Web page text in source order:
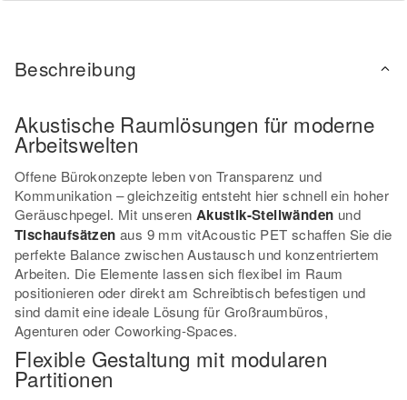
Beschreibung
Akustische Raumlösungen für moderne
Arbeitswelten
Offene Bürokonzepte leben von Transparenz und
Kommunikation – gleichzeitig entsteht hier schnell ein hoher
Geräuschpegel. Mit unseren Akustik-Stellwänden und
Tischaufsätzen aus 9 mm vitAcoustic PET schaffen Sie die
perfekte Balance zwischen Austausch und konzentriertem
Arbeiten. Die Elemente lassen sich flexibel im Raum
positionieren oder direkt am Schreibtisch befestigen und
sind damit eine ideale Lösung für Großraumbüros,
Agenturen oder Coworking-Spaces.
Flexible Gestaltung mit modularen
Partitionen